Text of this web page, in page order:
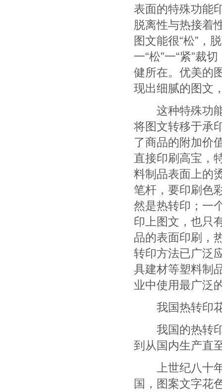
表面的特殊功能
脱离性与热接着
图文能很“松”，
一“松”一“紧”裁
健所在。优美的
现出细腻的图文
这种特殊功能
将图文转移于承
了商品的附加价
直接印刷高宝，
料制品表面上的
笔杆，要印刷色
然是热转印；一
印上图文，也只
品的表面印刷，
转印方法已广泛
具建材等塑料制
业中使用最广泛
我国热转印花
我国的热转印
到从国内生产直
上世纪八十年
国，图案文字花